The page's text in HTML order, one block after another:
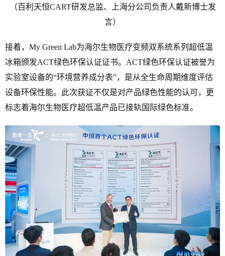
（百利天恒CART研发总监、上海分公司负责人戴新博士发
言）
接着，My Green Lab为海尔生物医疗变频双系统系列超低温
冰箱颁发ACT绿色环保认证证书。ACT绿色环保认证被誉为
实验室设备的“环境营养成分表”，是从全生命周期维度评估
设备环保性能。此次获证不仅是对产品绿色性能的认可，更
标志着海尔生物医疗超低温产品已接轨国际绿色标准。